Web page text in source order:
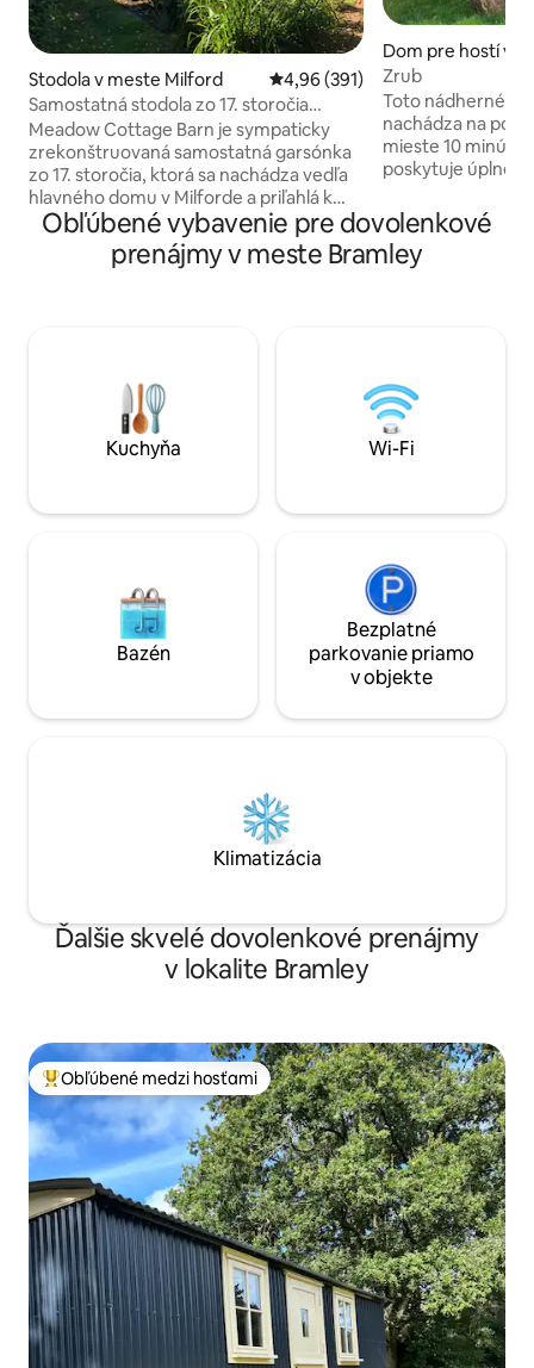
Stodola v meste Milford Priemerné ohodnotenie 4,96 z
4,96 (391)
Samostatná stodola zo 17. storočia
neďaleko Godalmingu
Meadow Cottage Barn je sympaticky
zrekonštruovaná samostatná garsónka
zo 17. storočia, ktorá sa nachádza vedľa
hlavného domu v Milforde a priľahlá k
krásnemu pozemku National Trust a má
parkovanie mimo ulice. Ubytovanie
pozostáva z manželskej postele King,
má vonkajšiu jedálenskú zónu. Skladacie
jednolôžko je možné poskytnúť na
požiadanie. K dispozícii je bezplatné Wi-
Fi pripojenie na internet. Amazon Prime
Dom pre hostí v
mley
Zrub
Toto nádherné
nachádza na
mieste 10 minút
poskytuje úplne
detaily, aby ste
doma… Zrub je obklopený stromami a
bohatou voľne
skvelých miest,
Rada ich
Obľúbené vybavenie pre dovolenkové
prenájmy v meste Bramley
Kuchyňa Wi-Fi
Bazén
Bezplatné
parkovanie priamo
v objekte
Klimatizácia
Ďalšie skvelé dovolenkové prenájmy
v lokalite Bramley
Najobľúbenejšie medzi hosťami
Obľúbené medzi hosťami